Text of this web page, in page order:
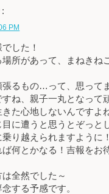
PM
した！
場所があって、まねきね
張るもの…って、思って
ね、親子一丸となって
た心地しないんですよ
に遭うと思うとぞっと
り越えられますように
何とかなる！吉報をお
全然でした～
する予感です。